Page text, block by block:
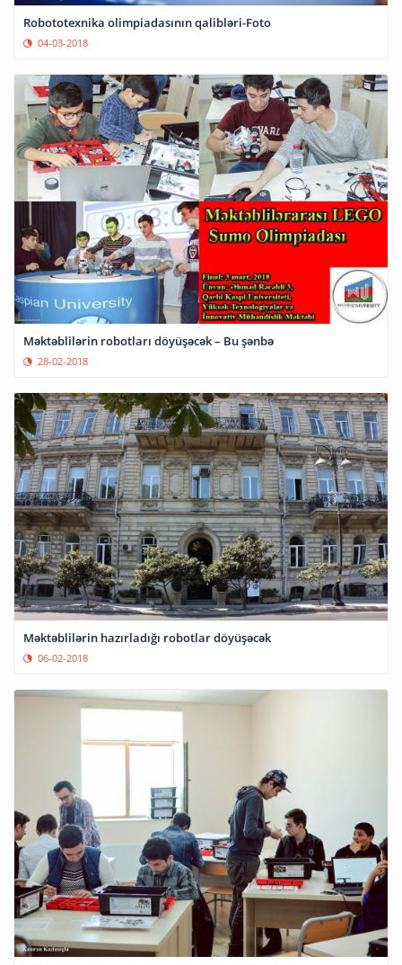
Robototexnika olimpiadasının qalibləri-Foto
04-03-2018
Məktəblilərin robotları döyüşəcək – Bu şənbə
28-02-2018
Məktəblilərin hazırladığı robotlar döyüşəcək
06-02-2018